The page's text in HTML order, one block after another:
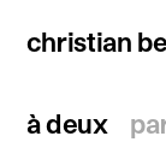
christian
christian
à deux